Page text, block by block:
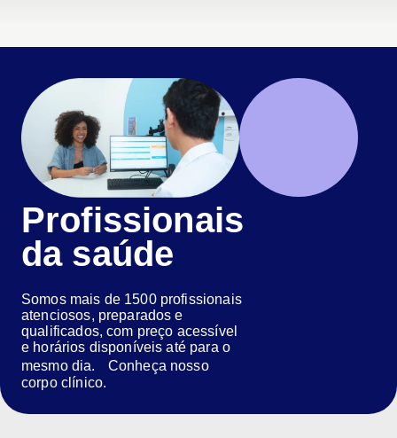
Profissionais
da saúde
Somos mais de 1500 profissionais
atenciosos, preparados e
qualificados, com preço acessível
e horários disponíveis até para o
mesmo dia. Conheça nosso
corpo clínico.